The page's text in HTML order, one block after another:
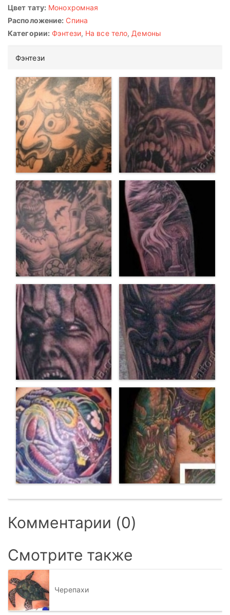
Цвет тату: Монохромная
Расположение: Спина
Категории: Фэнтези, На все тело, Демоны
Фэнтези
Комментарии (0)
Смотрите также
Черепахи